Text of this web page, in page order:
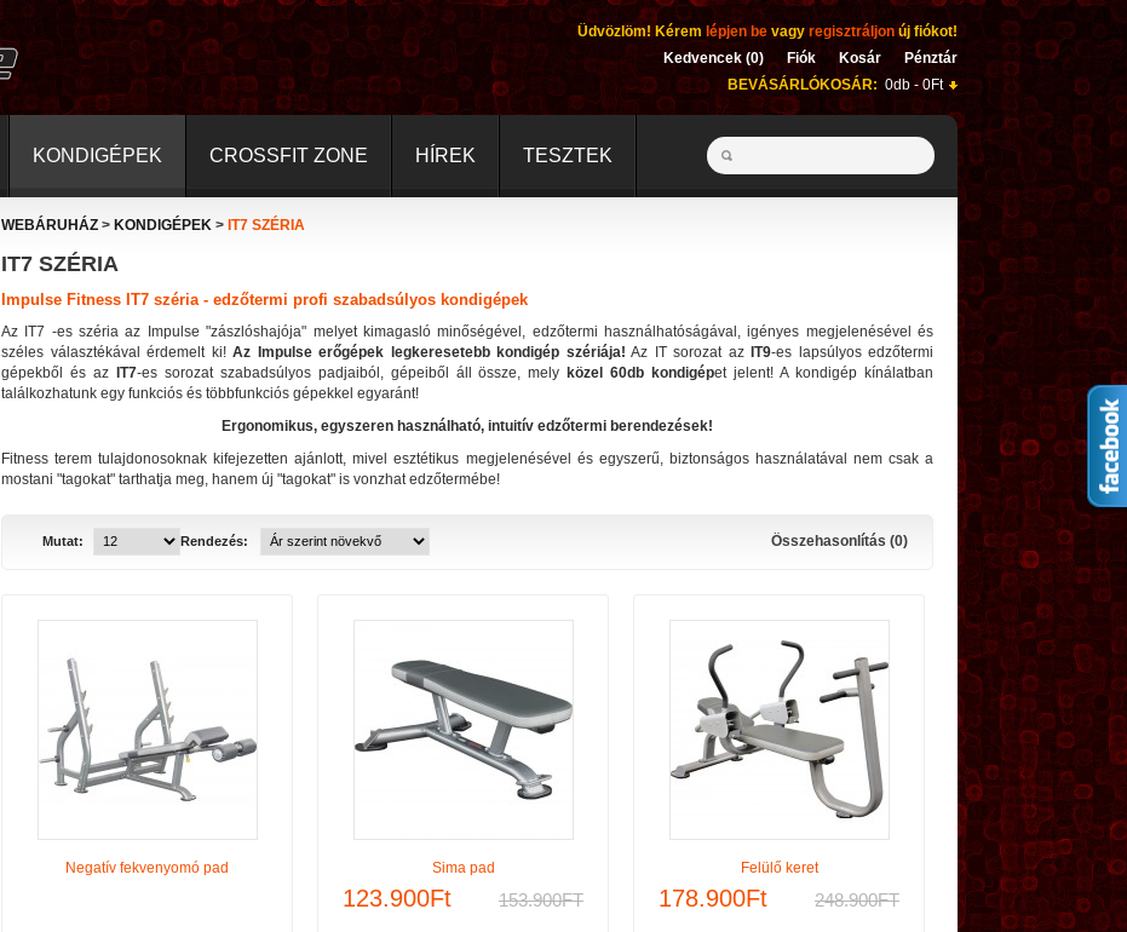
Üdvözlöm! Kérem lépjen be vagyregisztráljonúj fiókot!
Kedvencek (0)
Fiók Kosár
Pénztár
BEVÁSÁRLÓKOSÁR: 0db - 0Ft
KONDIGÉPEK CROSSFIT ZONE HÍREK TESZTEK
WEBÁRUHÁZ > KONDIGÉPEK > IT7 SZÉRIA
IT7 SZÉRIA
Impulse Fitness IT7 széria - edzőtermi profi szabadsúlyos kondigépek
Az IT7 -es széria az Impulse "zászlóshajója" melyet kimagasló minőségével, edzőtermi használhatóságával, igényes megjelenésével és
széles választékával érdemelt ki! Az Impulse erőgépek legkeresetebb kondigép szériája! Az IT sorozat az IT9-es lapsúlyos edzőtermi
gépekből és azIT7-es sorozat szabadsúlyos padjaiból, gépeiből áll össze, mely közel 60db kondigépet jelent! A kondigép kínálatban
találkozhatunk egy funkciós és többfunkciós gépekkel egyaránt!
Ergonomikus, egyszeren használható, intuitív edzőtermi berendezések!
Fitness terem tulajdonosoknak kifejezetten ajánlott, mivel esztétikus megjelenésével és egyszerű, biztonságos használatával nem csak a
mostani "tagokat" tarthatja meg, hanem új "tagokat" is vonzhat edzőtermébe!
Összehasonlítás (0)
Mutat: Rendezés:
Negatív fekvenyomó pad Sima pad
123.900Ft 153.900FT
Felülő keret
178.900Ft 248.900FT